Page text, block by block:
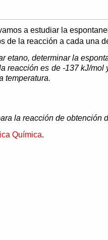
a estudiar la
de la reacción a cada una
etano, determinar la
reacción es de -137 kJ/
temperatura.
la reacción de obtención
Química.